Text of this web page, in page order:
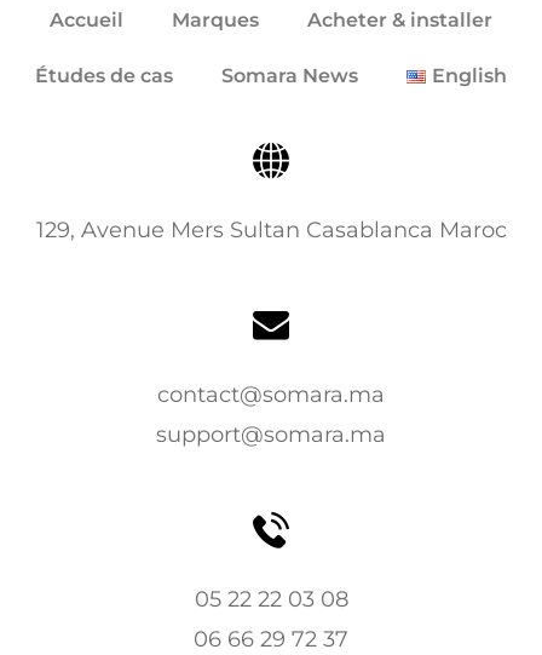
Accueil Marques Acheter & installer
Études de cas Somara News English
129, Avenue Mers Sultan Casablanca Maroc
contact@somara.ma
support@somara.ma
05 22 22 03 08
06 66 29 72 37